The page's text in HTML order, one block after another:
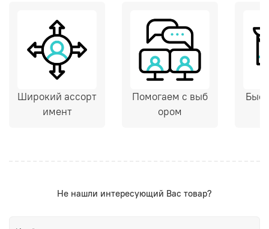
Широкий ассорт
имент
Помогаем с выб
ором
Не нашли интересующий Вас товар?